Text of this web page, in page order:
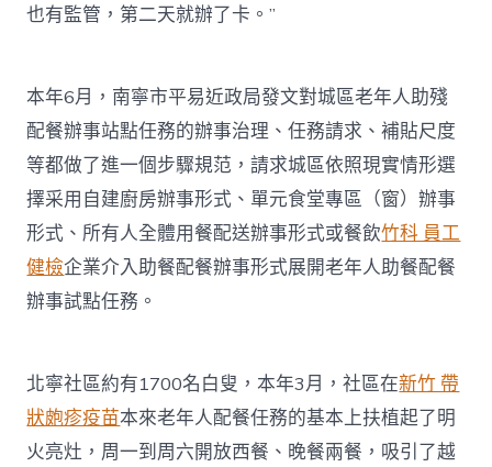
也有監管，第二天就辦了卡。”
本年6月，南寧市平易近政局發文對城區老年人助殘
配餐辦事站點任務的辦事治理、任務請求、補貼尺度
等都做了進一個步驟規范，請求城區依照現實情形選
擇采用自建廚房辦事形式、單元食堂專區（窗）辦事
形式、所有人全體用餐配送辦事形式或餐飲竹科 員工
健檢企業介入助餐配餐辦事形式展開老年人助餐配餐
辦事試點任務。
北寧社區約有1700名白叟，本年3月，社區在新竹 帶
狀皰疹疫苗本來老年人配餐任務的基本上扶植起了明
火亮灶，周一到周六開放西餐、晚餐兩餐，吸引了越